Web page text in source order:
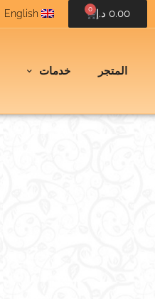
0.00 د.إ 0
English
المتجر خدمات